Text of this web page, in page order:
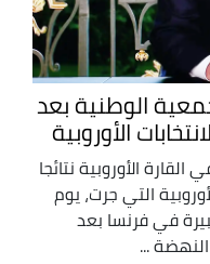
الوطنية بعد
الأوروبية
الأوروبية نتائجا
التي جرت، يوم
في فرنسا بعد
...